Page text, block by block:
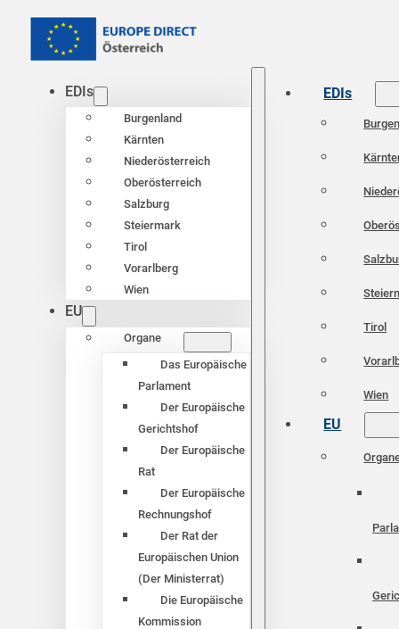
EDIs
Burgenland
Kärnten
Niederösterreich
Oberösterreich
Salzburg
Steiermark
Tirol
Vorarlberg
Wien
EU
Organe
Das Europäische
Parlament
Der Europäische
Gerichtshof
Der Europäische
Rat
Der Europäische
Rechnungshof
Der Rat der
Europäischen Union
(Der Ministerrat)
Die Europäische
Kommission
EDIs
Tirol
Wien
EU